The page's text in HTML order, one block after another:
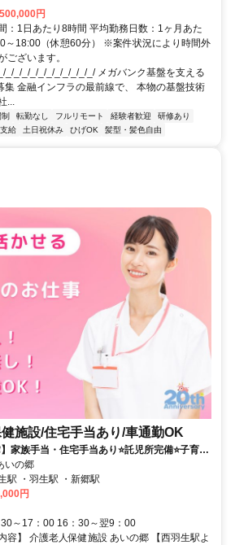
円
：1日あたり8時間 平均勤務日数：1ヶ月あた
～18:00（休憩60分） ※案件状況により時間外
ございます。
_/_/_/_/_/_/_/_/_/_/_/ メガバンク基盤を支える
集 金融インフラの最前線で、 本物の基盤技術
...
転勤なし フルリモート 経験者歓迎
研修あり
給 土日祝休み ひげOK 髪型・髪色自由
施設/住宅手当あり/車通勤OK
】家族手当・住宅手当あり⭐託児所完備⭐子育て
中❗️
いの郷
駅 ・羽生駅 ・新郷駅
円
30～17：00 16：30～翌9：00
容】 介護老人保健施設 あいの郷 【西羽生駅よ